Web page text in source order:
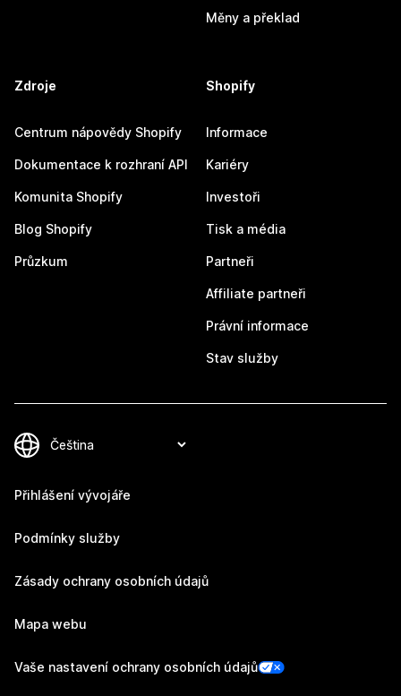
Měny a překlad
Zdroje
Centrum nápovědy Shopify
Dokumentace k rozhraní API
Komunita Shopify
Blog Shopify
Průzkum
Shopify
Informace
Kariéry
Investoři
Tisk a média
Partneři
Affiliate partneři
Právní informace
Stav služby
Přihlášení vývojáře
Podmínky služby
Zásady ochrany osobních údajů
Mapa webu
Vaše nastavení ochrany osobních údajů